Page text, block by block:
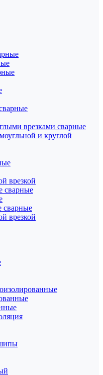
врезками сварные
и круглой
врезкой
сварные
сварные
врезкой